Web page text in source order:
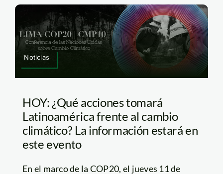
Noticias
HOY: ¿Qué acciones tomará
Latinoamérica frente al cambio
climático? La información estará en
este evento
En el marco de la COP20, el jueves 11 de